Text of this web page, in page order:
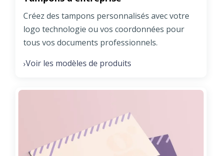
Créez des tampons personnalisés avec votre
logo technologie ou vos coordonnées pour
tous vos documents professionnels.
›Voir les modèles de produits